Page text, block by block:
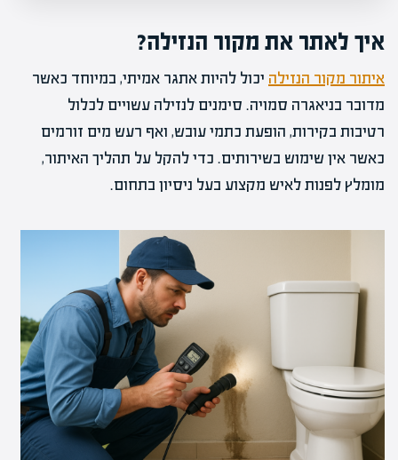
איך לאתר את מקור הנזילה?
איתור מקור הנזילה יכול להיות אתגר אמיתי, במיוחד כאשר
מדובר בניאגרה סמויה. סימנים לנזילה עשויים לכלול
רטיבות בקירות, הופעת כתמי עובש, ואף רעש מים זורמים
כאשר אין שימוש בשירותים. כדי להקל על תהליך האיתור,
מומלץ לפנות לאיש מקצוע בעל ניסיון בתחום.